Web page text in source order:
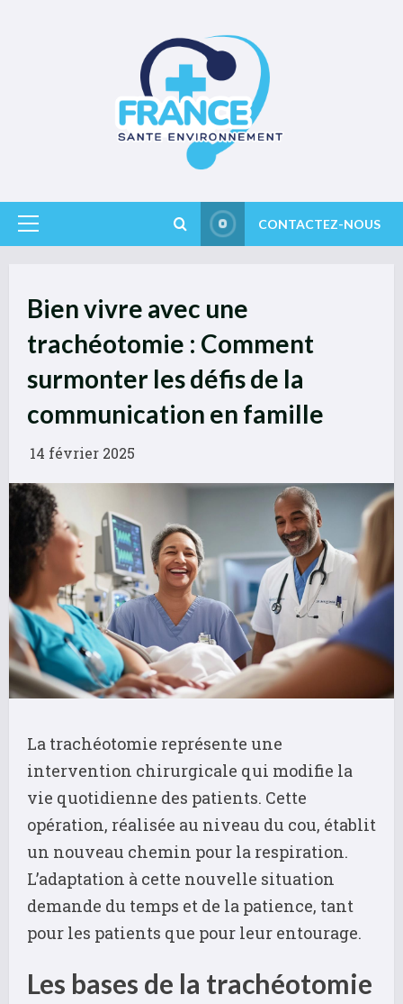
Primary
CONTACTEZ-NOUS
Bien vivre avec une
trachéotomie : Comment
surmonter les défis de la
communication en famille
14 février 2025
La trachéotomie représente une
intervention chirurgicale qui modifie la
vie quotidienne des patients. Cette
opération, réalisée au niveau du cou, établit
un nouveau chemin pour la respiration.
L’adaptation à cette nouvelle situation
demande du temps et de la patience, tant
pour les patients que pour leur entourage.
Les bases de la trachéotomie